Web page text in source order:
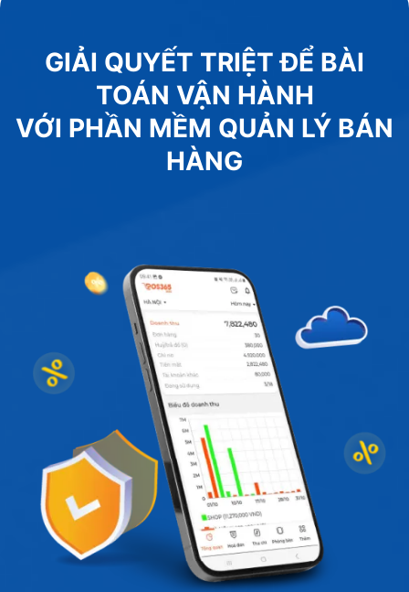
GIẢI QUYẾT TRIỆT ĐỂ BÀI
TOÁN VẬN HÀNH
VỚI PHẦN MỀM QUẢN LÝ BÁN
HÀNG